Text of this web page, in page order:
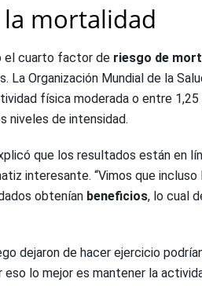
mortalidad
el cuarto factor de riesgo de
Organización Mundial de la
física moderada o entre
niveles de intensidad.
que los resultados están en
interesante. “Vimos que incluso
obtenían beneficios, lo cual
dejaron de hacer ejercicio
lo mejor es mantener la